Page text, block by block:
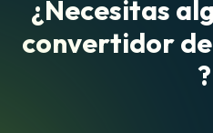
¿Necesitas
convertidor de
?